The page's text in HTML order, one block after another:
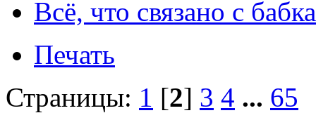
Всё, что связано с
Печать
Страницы: 1 [2] 3 4 ... 65